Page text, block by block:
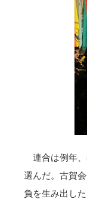
連合は例年
選んだ。古賀
負を生み出し